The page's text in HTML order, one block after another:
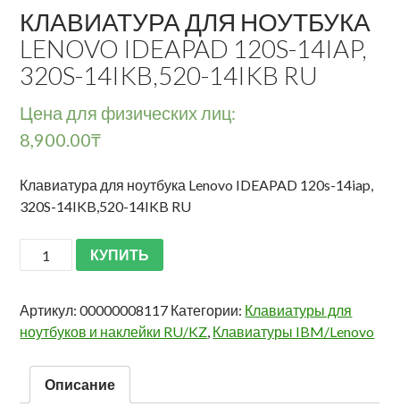
КЛАВИАТУРА ДЛЯ НОУТБУКА
LENOVO IDEAPAD 120S-14IAP,
320S-14IKB,520-14IKB RU
Цена для физических лиц:
8,900.00₸
Клавиатура для ноутбука Lenovo IDEAPAD 120s-14iap,
320S-14IKB,520-14IKB RU
КУПИТЬ
Артикул:00000008117 Категории: Клавиатуры для
ноутбуков и наклейки RU/KZ, Клавиатуры IBM/Lenovo
Описание